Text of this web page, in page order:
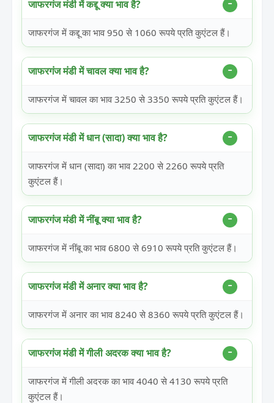
जाफरगंज मंडी में कद्दू क्या भाव है?
जाफरगंज में कद्दू का भाव 950 से 1060 रूपये प्रति कुएंटल हैं।
जाफरगंज मंडी में चावल क्या भाव है?
जाफरगंज में चावल का भाव 3250 से 3350 रूपये प्रति कुएंटल हैं।
जाफरगंज मंडी में धान (सादा) क्या भाव है?
जाफरगंज में धान (सादा) का भाव 2200 से 2260 रूपये प्रति
कुएंटल हैं।
जाफरगंज मंडी में नींबू क्या भाव है?
जाफरगंज में नींबू का भाव 6800 से 6910 रूपये प्रति कुएंटल हैं।
जाफरगंज मंडी में अनार क्या भाव है?
जाफरगंज में अनार का भाव 8240 से 8360 रूपये प्रति कुएंटल हैं।
जाफरगंज मंडी में गीली अदरक क्या भाव है?
जाफरगंज में गीली अदरक का भाव 4040 से 4130 रूपये प्रति
कुएंटल हैं।